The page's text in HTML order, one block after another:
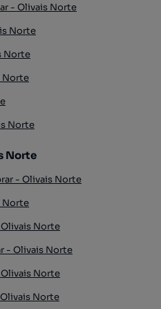
- Olivais Norte
Norte
Norte
Norte
Norte
Norte
- Olivais Norte
Norte
Norte
- Olivais Norte
Olivais Norte
Norte